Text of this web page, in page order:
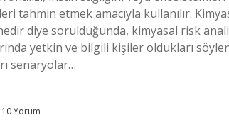
tahmin etmek amacıyla kullanılır.
diye sorulduğunda, kimyasal risk
yetkin ve bilgili kişiler oldukları
senaryolar…
10 Yorum